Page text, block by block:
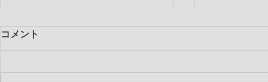
コメント